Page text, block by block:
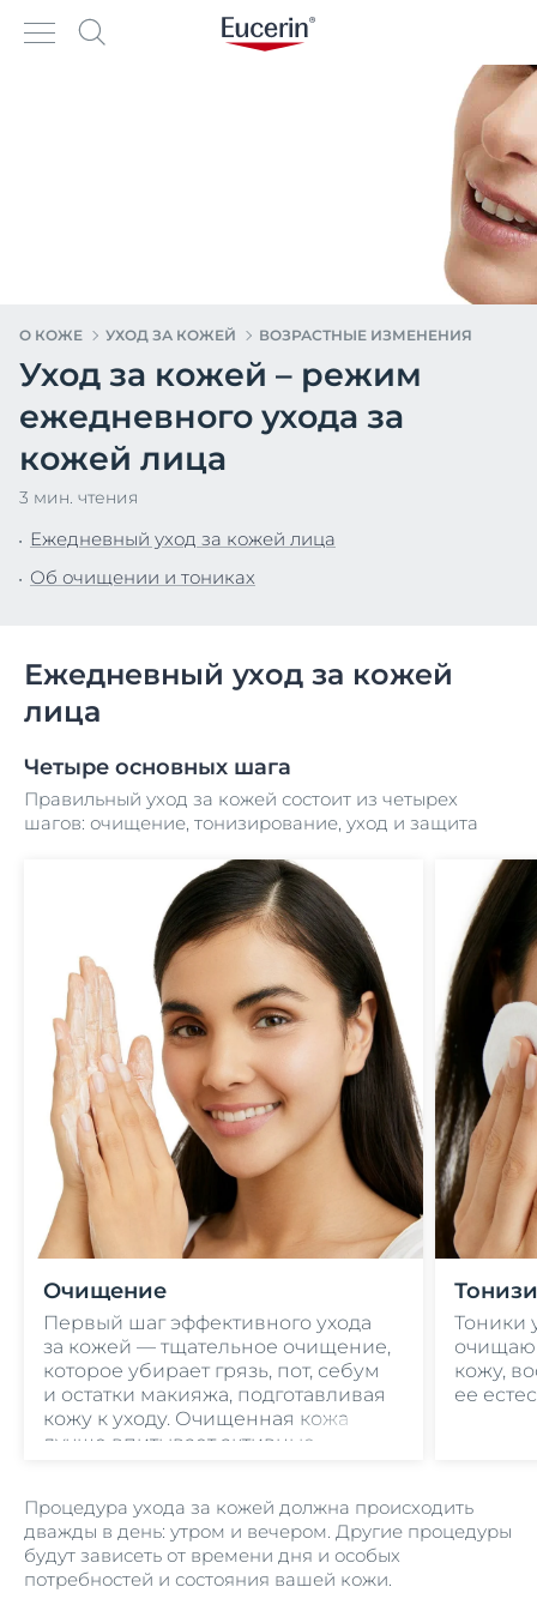
О КОЖЕ УХОД ЗА КОЖЕЙ ВОЗРАСТНЫЕ ИЗМЕНЕНИЯ
Уход за кожей – режим
ежедневного ухода за
кожей лица
3 мин. чтения
Ежедневный уход за кожей лица
Об очищении и тониках
Ежедневный уход за кожей
лица
Четыре основных шага
Правильный уход за кожей состоит из четырех
шагов: очищение, тонизирование, уход и защита
Очищение
Первый шаг эффективного ухода
за кожей — тщательное очищение,
которое убирает грязь, пот, себум
и остатки макияжа, подготавливая
кожу к уходу. Очищенная кожа
лучше впитывает активные
Тоники
кожу,
ее
Процедура ухода за кожей должна происходить
дважды в день: утром и вечером. Другие процедуры
будут зависеть от времени дня и особых
потребностей и состояния вашей кожи.